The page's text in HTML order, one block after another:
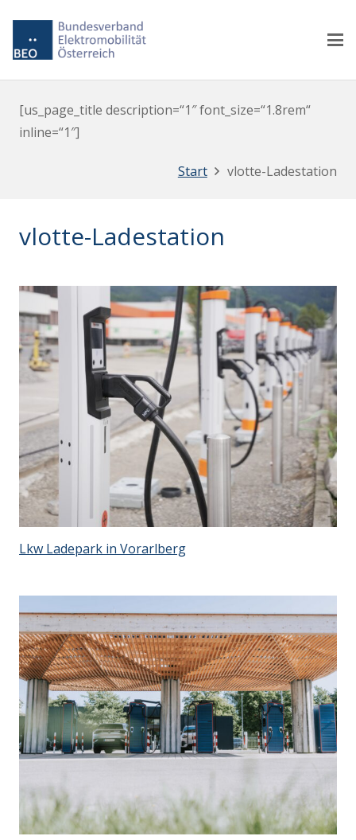
[us_page_title description=“1″ font_size=“1.8rem“
inline=“1″]
Start vlotte-Ladestation
vlotte-Ladestation
Lkw Ladepark in Vorarlberg